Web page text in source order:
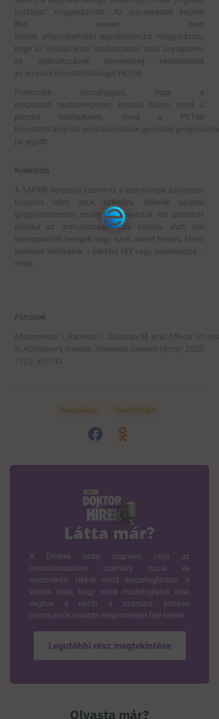
hatással” magyarázható. Az alacsonyabb kezdeti
BMI esetén mért
kisebb amyloidterhelés legvalószínűbb magyarázata,
hogy az elhízás korai szakaszában zajló anyagcsere-
és lipidváltozások átmenetileg késleltethetik
az amyloid kimutathatóságát PET-tel.
Fontosabb összefüggés, hogy a
magasabb testtömegindex hosszú távon mind a
plazma biomarkerek, mind a PET-tel
kimutatott amyloid vonatkozásában gyorsabb
jár együtt.
Konklúzió
A SAFARI fejlesztői szerint ez a technológia különösen
hasznos lehet azok számára, akiknek szigorú
gyógyszerszedési rendet kell követniük. Ide tartoznak
például az immunszuppresszív kezelés alatt álló
transzplantált betegek vagy azok, akiket hosszú távon
kezelnek fertőzések – például HIV vagy tuberkulózis –
miatt.
Források
Muhammadi S, Rahmani F, Dolatsahi M, et al Effects of
in Alzheimer’s disease lzheimers Dement (Amst) 2025;
17(3): e70143.
Neurológia Obezitológia
Látta már?
A DrHírek oldal alapvető célja az
orvostársadalom számára hazai és
nemzetközi cikkek rövid összefoglalása. A
videók célja, hogy rövid összefoglalók által
segítse a nézőt a számára érdekes
információk további megismerése felé terelni.
Legutóbbi rész megtekintése
Olvasta már?